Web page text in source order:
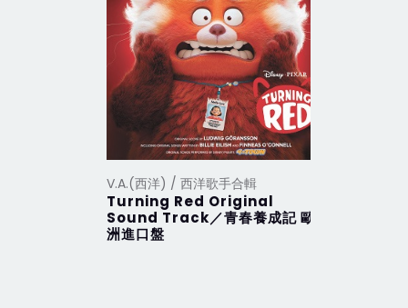
V.A.(西洋) / 西洋歌手合輯
Turning Red Original
Sound Track／青春養成記 歐
洲進口盤